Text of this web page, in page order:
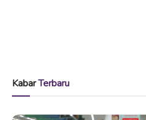
KabarTerbaru